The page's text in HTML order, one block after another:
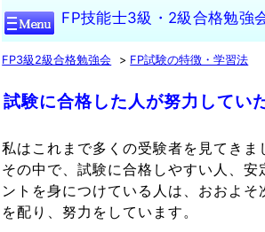
FP技能士3級・2級合格勉強
FP3級2級合格勉強会 FP試験の特徴・学習法
試験に合格した人が努力してい
私はこれまで多くの受験者を見てきま
その中で、試験に合格しやすい人、安
ントを身につけている人は、おおよそ
を配り、努力をしています。